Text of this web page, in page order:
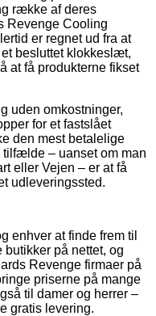
række af deres
Revenge Cooling
er regnet ud fra at
besluttet klokkeslæt,
at få produkterne fikset
uden omkostninger,
for et fastslået
den mest betalelige
– uanset om man
eller Vejen – er at få
udleveringssted.
enhver at finde frem til
på nettet, og
Revenge firmaer på
priserne på mange
til damer og herrer –
gratis levering.